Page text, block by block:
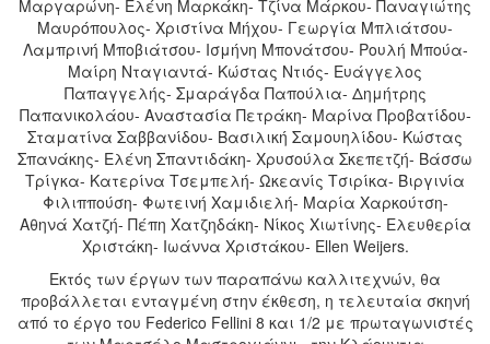
Μαργαρώνη- Ελένη Μαρκάκη- Τζίνα Μάρκου- Παναγιώτης
Μαυρόπουλος- Χριστίνα Μήχου- Γεωργία Μπλιάτσου-
Λαμπρινή Μποβιάτσου- Ισμήνη Μπονάτσου- Ρουλή Μπούα-
Μαίρη Νταγιαντά- Κώστας Ντιός- Ευάγγελος
Παπαγγελής- Σμαράγδα Παπούλια- Δημήτρης
Παπανικολάου- Αναστασία Πετράκη- Μαρίνα Προβατίδου-
Σταματίνα Σαββανίδου- Βασιλική Σαμουηλίδου- Κώστας
Σπανάκης- Ελένη Σπαντιδάκη- Χρυσούλα Σκεπετζή- Βάσσω
Τρίγκα- Κατερίνα Τσεμπελή- Ωκεανίς Τσιρίκα- Βιργινία
Φιλιππούση- Φωτεινή Χαμιδιελή- Μαρία Χαρκούτση-
Αθηνά Χατζή- Πέπη Χατζηδάκη- Νίκος Χιωτίνης- Ελευθερία
Χριστάκη- Ιωάννα Χριστάκου- Ellen Weijers.
Εκτός των έργων των παραπάνω καλλιτεχνών, θα
προβάλλεται ενταγμένη στην έκθεση, η τελευταία σκηνή
από το έργο του Federico Fellini 8 και 1/2 με πρωταγωνιστές